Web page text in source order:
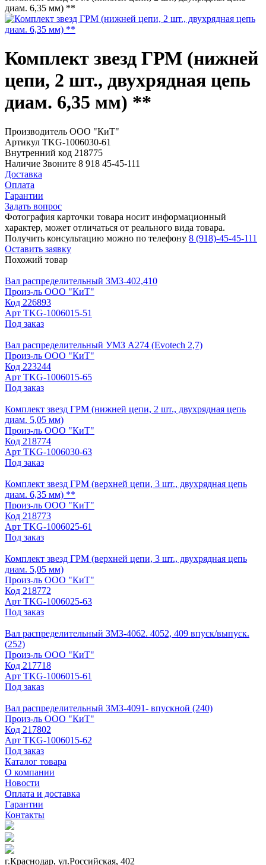
диам. 6,35 мм) **
Комплект звезд ГРМ (нижней
цепи, 2 шт., двухрядная цепь
диам. 6,35 мм) **
Производитель ООО "КиТ"
Артикул TKG-1006030-61
Внутренний код 218775
Наличие Звоните 8 918 45-45-111
Доставка
Оплата
Гарантии
Задать вопрос
Фотография карточки товара носит информационный
характер, может отличаться от реального вида товара.
Получить консультацию можно по телефону 8 (918)-45-45-111
Оставить заявку
Похожий товар
Вал распределительный ЗМЗ-402,410
Произ-ль ООО "КиТ"
Код 226893
Арт TKG-1006015-51
Под заказ
Вал распределительный УМЗ А274 (Evotech 2,7)
Произ-ль ООО "КиТ"
Код 223244
Арт TKG-1006015-65
Под заказ
Комплект звезд ГРМ (нижней цепи, 2 шт., двухрядная цепь
диам. 5,05 мм)
Произ-ль ООО "КиТ"
Код 218774
Арт TKG-1006030-63
Под заказ
Комплект звезд ГРМ (верхней цепи, 3 шт., двухрядная цепь
диам. 6,35 мм) **
Произ-ль ООО "КиТ"
Код 218773
Арт TKG-1006025-61
Под заказ
Комплект звезд ГРМ (верхней цепи, 3 шт., двухрядная цепь
диам. 5,05 мм)
Произ-ль ООО "КиТ"
Код 218772
Арт TKG-1006025-63
Под заказ
Вал распределительный ЗМЗ-4062. 4052, 409 впуск/выпуск.
(252)
Произ-ль ООО "КиТ"
Код 217718
Арт TKG-1006015-61
Под заказ
Вал распределительный ЗМЗ-4091- впускной (240)
Произ-ль ООО "КиТ"
Код 217802
Арт TKG-1006015-62
Под заказ
Каталог товара
О компании
Новости
Оплата и доставка
Гарантии
Контакты
г.Краснодар, ул.Российская, 402